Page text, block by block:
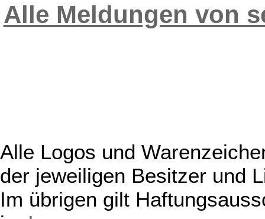
Alle Meldungen von
Alle Logos und
der jeweiligen Besitzer und
Im übrigen gilt